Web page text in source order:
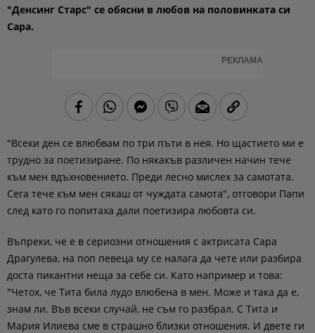
"Денсинг Старс" се обясни в любов на половинката си
Сара.
РЕКЛАМА
"Всеки ден се влюбвам по три пъти в нея. Но щастието ми е
трудно за поетизиране. По някакъв различен начин тече
към мен вдъхновението. Преди лесно мислех за самотата.
Сега тече към мен сякаш от чуждата самота", отговори Папи
след като го попитаха дали поетизира любовта си.
Въпреки, че е в сериозни отношения с актрисата Сара
Драгулева, на поп певеца му се налага да чете или разбира
доста пикантни неща за себе си. Като например и това:
"Четох, че Тита била лудо влюбена в мен. Може и така да е,
знам ли. Във всеки случай, не съм го разбрал. С Тита и
Мария Илиева сме в страшно близки отношения. И двете ги